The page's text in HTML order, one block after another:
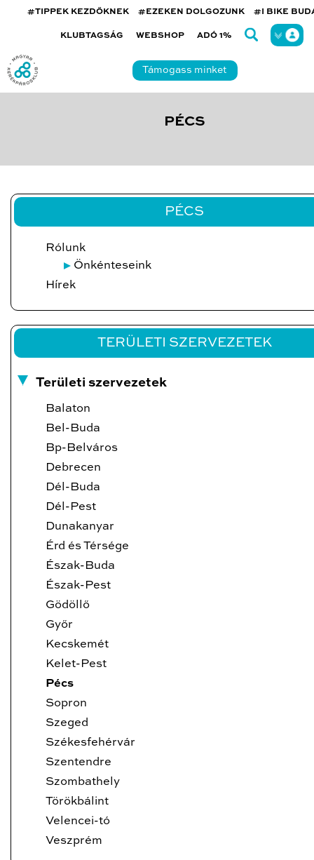
#TIPPEK KEZDŐKNEK #EZEKEN DOLGOZUNK #I BIKE
KLUBTAGSÁG WEBSHOP ADÓ 1%
Támogass minket
PÉCS
PÉCS
Rólunk
Önkénteseink
Hírek
TERÜLETI SZERVEZETEK
Területi szervezetek
Balaton
Bel-Buda
Bp-Belváros
Debrecen
Dél-Buda
Dél-Pest
Dunakanyar
Érd és Térsége
Észak-Buda
Észak-Pest
Gödöllő
Győr
Kecskemét
Kelet-Pest
Pécs
Sopron
Szeged
Székesfehérvár
Szentendre
Szombathely
Törökbálint
Velencei-tó
Veszprém